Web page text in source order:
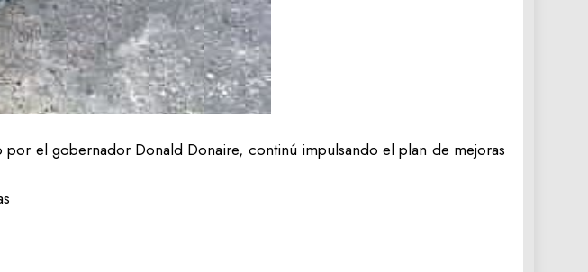
el gobernador Donald Donaire, continú impulsando el plan de mejoras